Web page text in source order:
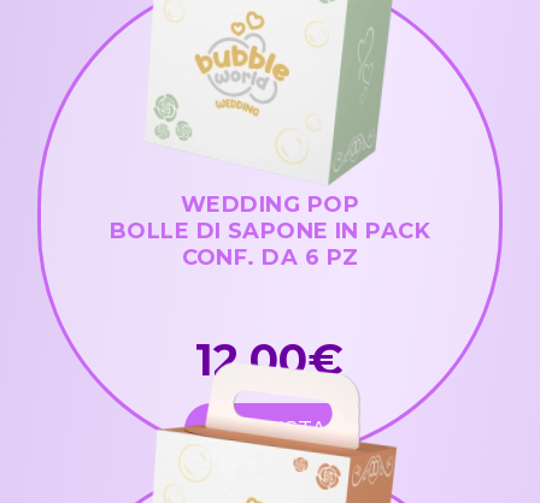
WEDDING POP
BOLLE DI SAPONE IN PACK
CONF. DA 6 PZ
12,00€
ACQUISTA